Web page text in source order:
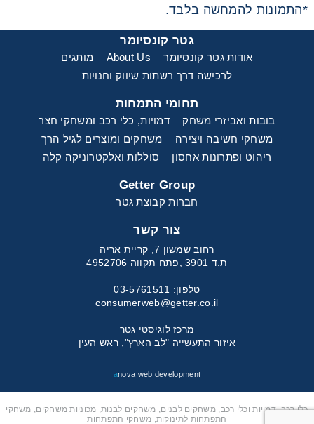
*התמונות להמחשה בלבד.
גטר קונסיומר
אודות גטר קונסיומר About Us
מותגים
לרכישה דרך רשתות שיווק וחנויות
תחומי התמחות
בובות ואביזרי משחק
דמויות, כלי רכב ומשחקי חצר
משחקי חשיבה ויצירה
משחקים ומוצרים לגיל הרך
ריהוט ופתרונות אחסון
סוללות ואלקטרוניקה קלה
Getter Group
חברות קבוצת גטר
צור קשר
רחוב שמשון 7, קריית אריה
ת.ד 3901 ,פתח תקווה 4952706
טלפון: 03-5761511
consumerweb@getter.co.il
מרכז לוגיסטי גטר
איזור התעשייה "לב הארץ", ראש העין
anova web development
כלי רכב, דמויות וכלי רכב, משחקים לבנים, משחקים לבנות, מכוניות משחקים, משחקי
התפתחות לתינוקות, משחקי התפתחות